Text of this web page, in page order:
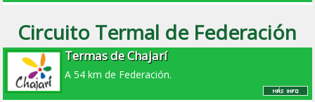
Circuito Termal de Federación
Termas de Chajarí
A 54 km de Federación.